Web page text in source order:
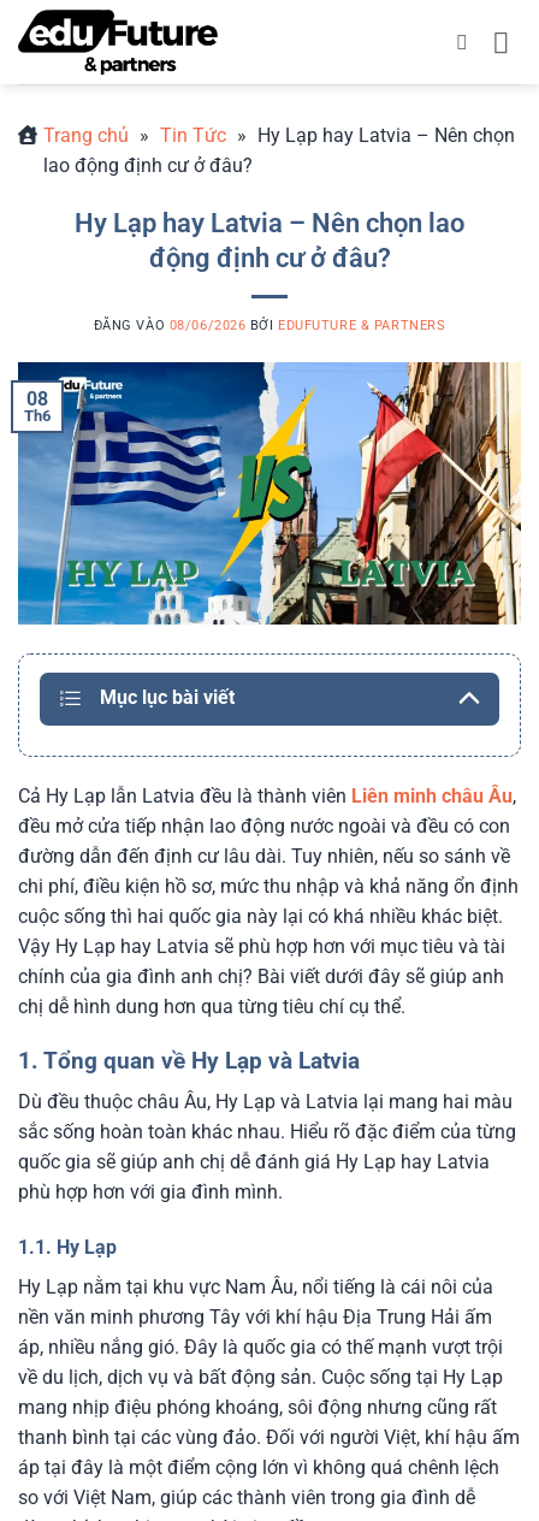
qua
Trang chủ » Tin Tức » Hy Lạp hay Latvia – Nên chọn
lao động định cư ở đâu?
Hy Lạp hay Latvia – Nên chọn lao
động định cư ở đâu?
ĐĂNG VÀO 08/06/2026 BỞI EDUFUTURE & PARTNERS
08
Th6
Mục lục bài viết
Cả Hy Lạp lẫn Latvia đều là thành viên Liên minh châu Âu,
đều mở cửa tiếp nhận lao động nước ngoài và đều có con
đường dẫn đến định cư lâu dài. Tuy nhiên, nếu so sánh về
chi phí, điều kiện hồ sơ, mức thu nhập và khả năng ổn định
cuộc sống thì hai quốc gia này lại có khá nhiều khác biệt.
Vậy Hy Lạp hay Latvia sẽ phù hợp hơn với mục tiêu và tài
chính của gia đình anh chị? Bài viết dưới đây sẽ giúp anh
chị dễ hình dung hơn qua từng tiêu chí cụ thể.
1. Tổng quan về Hy Lạp và Latvia
Dù đều thuộc châu Âu, Hy Lạp và Latvia lại mang hai màu
sắc sống hoàn toàn khác nhau. Hiểu rõ đặc điểm của từng
quốc gia sẽ giúp anh chị dễ đánh giá Hy Lạp hay Latvia
phù hợp hơn với gia đình mình.
1.1. Hy Lạp
Hy Lạp nằm tại khu vực Nam Âu, nổi tiếng là cái nôi của
nền văn minh phương Tây với khí hậu Địa Trung Hải ấm
áp, nhiều nắng gió. Đây là quốc gia có thế mạnh vượt trội
về du lịch, dịch vụ và bất động sản. Cuộc sống tại Hy Lạp
mang nhịp điệu phóng khoáng, sôi động nhưng cũng rất
thanh bình tại các vùng đảo. Đối với người Việt, khí hậu ấm
áp tại đây là một điểm cộng lớn vì không quá chênh lệch
so với Việt Nam, giúp các thành viên trong gia đình dễ